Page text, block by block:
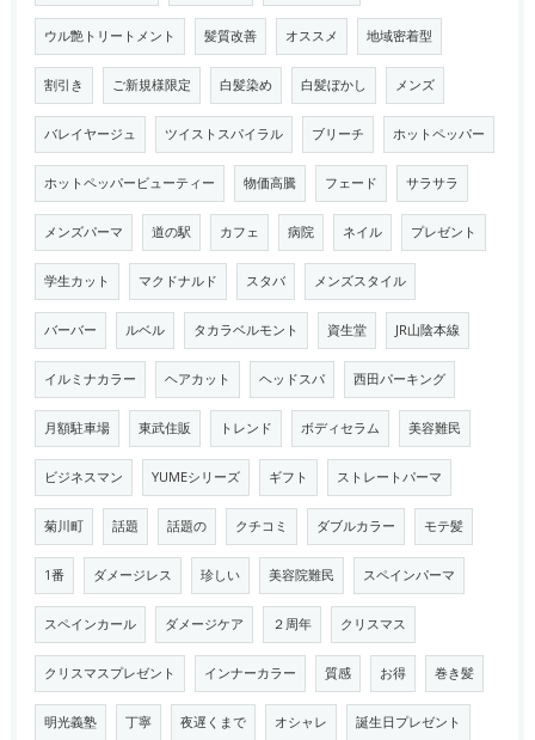
ウル艶トリートメント 髪質改善 オススメ 地域密着型
割引き ご新規様限定 白髪染め 白髪ぼかし メンズ
バレイヤージュ ツイストスパイラル ブリーチ ホットペッパー
ホットペッパービューティー 物価高騰 フェード サラサラ
メンズパーマ 道の駅 カフェ 病院 ネイル プレゼント
学生カット マクドナルド スタバ メンズスタイル
バーバー ルベル タカラベルモント 資生堂 JR山陰本線
イルミナカラー ヘアカット ヘッドスパ 西田パーキング
月額駐車場 東武住販 トレンド ボディセラム 美容難民
ビジネスマン YUMEシリーズ ギフト ストレートパーマ
菊川町 話題 話題の クチコミ ダブルカラー モテ髪
1番 ダメージレス 珍しい 美容院難民 スペインパーマ
スペインカール ダメージケア ２周年 クリスマス
クリスマスプレゼント インナーカラー 質感 お得 巻き髪
明光義塾 丁寧 夜遅くまで オシャレ 誕生日プレゼント